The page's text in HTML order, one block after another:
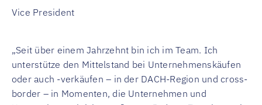
Vice President
„Seit über einem Jahrzehnt bin ich im Team. Ich
unterstütze den Mittelstand bei Unternehmenskäufen
oder auch -verkäufen – in der DACH-Region und cross-
border – in Momenten, die Unternehmen und